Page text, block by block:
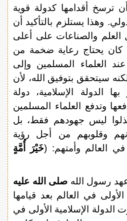
أن ترسخ أقدامها كدولة قوية
وهذا يستلزم بالتأكيد أن
والصناعات على أعلى
كان يحتاج رعاية ضخمة من
العلماء المسلمين وإلى
سيتحقق بتوفيق الله، لأن
الدولة الإسلامية، دولة
وتدفع العلماء المسلمين
ليس جهودهم فقط، بل
وقلوبهم من أجل رؤية
في العالم وأمتهم: (خَيْرَ أُمَّةٍ
عهد رسول الله صلى الله عليه
في العالم بعد قيامها
الإسلامية الأولى في